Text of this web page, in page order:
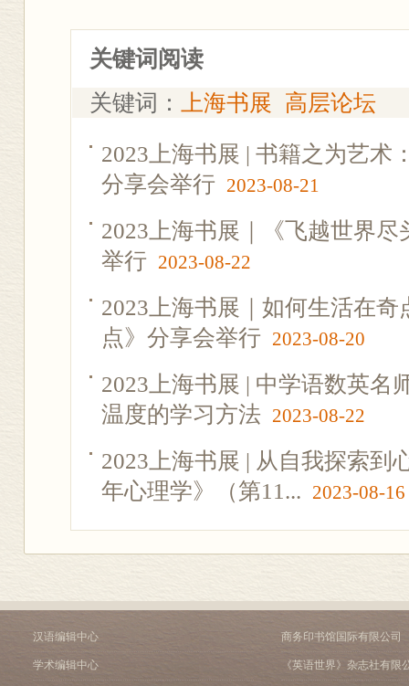
关键词阅读
关键词：
上海书展 高层论坛
2023上海书展 | 书籍之为艺术
分享会举行 2023-08-21
2023上海书展｜《飞越世界
举行 2023-08-22
2023上海书展｜如何生活在
点》分享会举行 2023-08-20
2023上海书展 | 中学语数英名
温度的学习方法 2023-08-22
2023上海书展 | 从自我探索
年心理学》（第11... 2023-08-16
汉语编辑中心
学术编辑中心
商务印书馆国际有限公司
《英语世界》杂志社有限